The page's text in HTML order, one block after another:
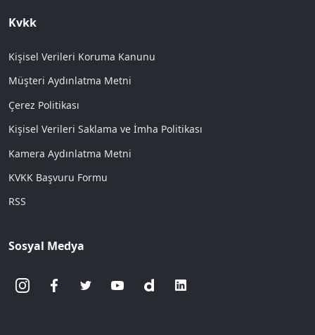
Kvkk
Kişisel Verileri Koruma Kanunu
Müşteri Aydınlatma Metni
Çerez Politikası
Kişisel Verileri Saklama ve İmha Politikası
Kamera Aydınlatma Metni
KVKK Başvuru Formu
RSS
Sosyal Medya